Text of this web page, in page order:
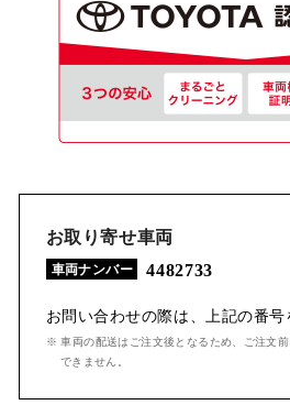
お取り寄せ車両
車両ナンバー 4482733
お問い合わせの際は、上記の番号
※ 車両の配送はご注文後となるため、ご注文
できません。